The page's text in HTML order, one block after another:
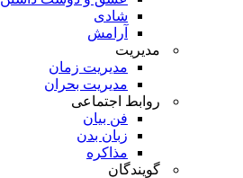
شادی
آرامش
مدیریت
مدیریت زمان
مدیریت بحران
روابط اجتماعی
فن بیان
زبان بدن
مذاکره
گویندگان